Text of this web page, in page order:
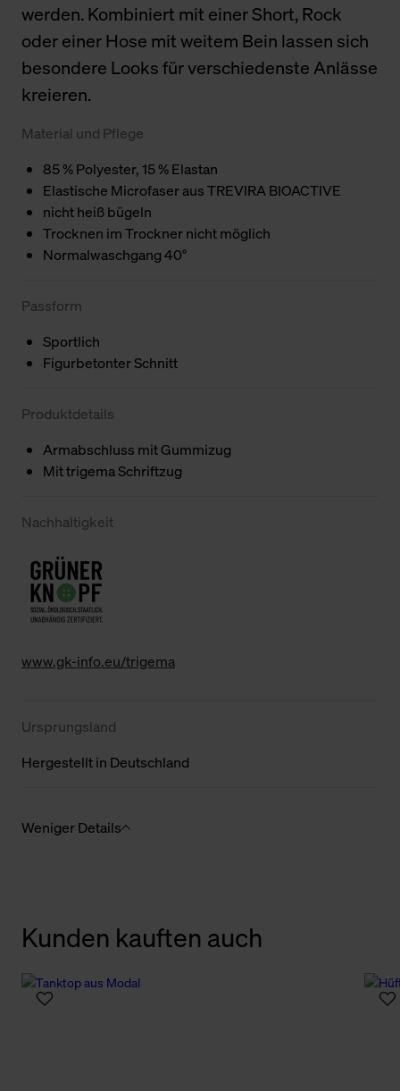
werden. Kombiniert mit einer Short, Rock
oder einer Hose mit weitem Bein lassen sich
besondere Looks für verschiedenste Anlässe
kreieren.
Material und Pflege
85 % Polyester, 15 % Elastan
Elastische Microfaser aus TREVIRA BIOACTIVE
nicht heiß bügeln
Trocknen im Trockner nicht möglich
Normalwaschgang 40°
Passform
Sportlich
Figurbetonter Schnitt
Produktdetails
Armabschluss mit Gummizug
Mit trigema Schriftzug
Nachhaltigkeit
www.gk-info.eu/trigema
Ursprungsland
Hergestellt in Deutschland
Weniger Details
Kunden kauften auch